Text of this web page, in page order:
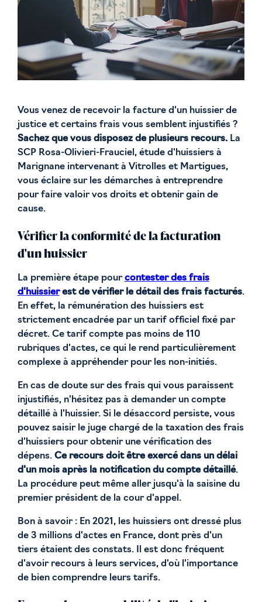
Vous venez de recevoir la facture d'un huissier de
justice et certains frais vous semblent injustifiés ?
Sachez que vous disposez de plusieurs recours.La
SCP Rosa-Olivieri-Frauciel, étude d'huissiers à
Marignane intervenant à Vitrolles et Martigues,
vous éclaire sur les démarches à entreprendre
pour faire valoir vos droits et obtenir gain de
cause.
Vérifier la conformité de la facturation
d'un huissier
La première étape pourcontester des frais
d'huissierest de vérifier le détail des frais facturés.
En effet, la rémunération des huissiers est
strictement encadrée par un tarif officiel fixé par
décret. Ce tarif compte pas moins de 110
rubriques d'actes, ce qui le rend particulièrement
complexe à appréhender pour les non-initiés.
En cas de doute sur des frais qui vous paraissent
injustifiés, n'hésitez pas à demander un compte
détaillé à l'huissier. Si le désaccord persiste, vous
pouvez saisir le juge chargé de la taxation des frais
d'huissiers pour obtenir une vérification des
dépens. Ce recours doit être exercé dans un délai
d'un mois après la notification du compte détaillé.
La procédure peut même aller jusqu'à la saisine du
premier président de la cour d'appel.
Bon à savoir : En 2021, les huissiers ont dressé plus
de 3 millions d'actes en France, dont près d'un
tiers étaient des constats. Il est donc fréquent
d'avoir recours à leurs services, d'où l'importance
de bien comprendre leurs tarifs.